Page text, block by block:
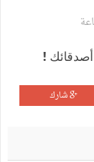
!
شارك